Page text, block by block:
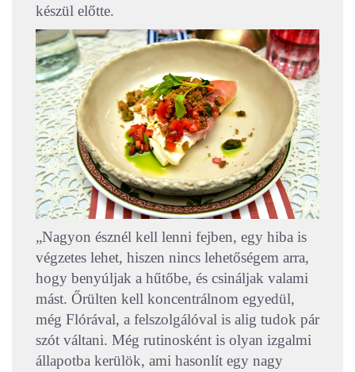
készül előtte.
„Nagyon észnél kell lenni fejben, egy hiba is
végzetes lehet, hiszen nincs lehetőségem arra,
hogy benyúljak a hűtőbe, és csináljak valami
mást. Őrülten kell koncentrálnom egyedül,
még Flórával, a felszolgálóval is alig tudok pár
szót váltani. Még rutinosként is olyan izgalmi
állapotba kerülök, ami hasonlít egy nagy